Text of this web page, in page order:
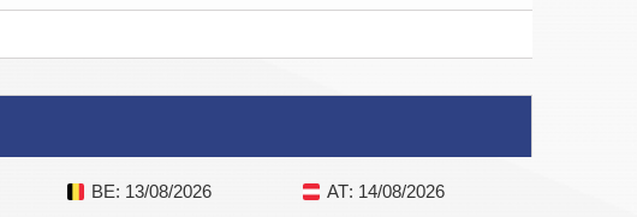
BE: 13/08/2026 AT: 14/08/2026